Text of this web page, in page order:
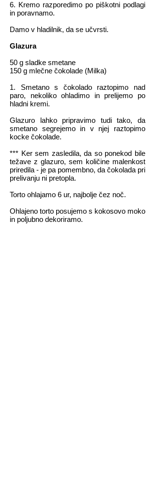
6. Kremo razporedimo po piškotni podlagi
in poravnamo.
Damo v hladilnik, da se učvrsti.
Glazura
50 g sladke smetane
150 g mlečne čokolade (Milka)
1. Smetano s čokolado raztopimo nad
paro, nekoliko ohladimo in prelijemo po
hladni kremi.
Glazuro lahko pripravimo tudi tako, da
smetano segrejemo in v njej raztopimo
kocke čokolade.
*** Ker sem zasledila, da so ponekod bile
težave z glazuro, sem količine malenkost
priredila - je pa pomembno, da čokolada pri
prelivanju ni pretopla.
Torto ohlajamo 6 ur, najbolje čez noč.
Ohlajeno torto posujemo s kokosovo moko
in poljubno dekoriramo.